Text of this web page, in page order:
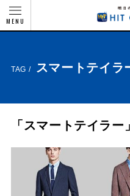
MENU
TAG / スマートテイラ
「スマートテイラ